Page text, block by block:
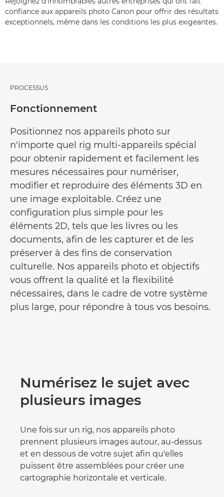
confiance aux appareils photo Canon pour offrir des résultats
exceptionnels, même dans les conditions les plus exigeantes.
PROCESSUS
Fonctionnement
Positionnez nos appareils photo sur
n'importe quel rig multi-appareils spécial
pour obtenir rapidement et facilement les
mesures nécessaires pour numériser,
modifier et reproduire des éléments 3D en
une image exploitable. Créez une
configuration plus simple pour les
éléments 2D, tels que les livres ou les
documents, afin de les capturer et de les
préserver à des fins de conservation
culturelle. Nos appareils photo et objectifs
vous offrent la qualité et la flexibilité
nécessaires, dans le cadre de votre système
plus large, pour répondre à tous vos besoins.
Numérisez le sujet avec
plusieurs images
Une fois sur un rig, nos appareils photo
prennent plusieurs images autour, au-dessus
et en dessous de votre sujet afin qu'elles
puissent être assemblées pour créer une
cartographie horizontale et verticale.